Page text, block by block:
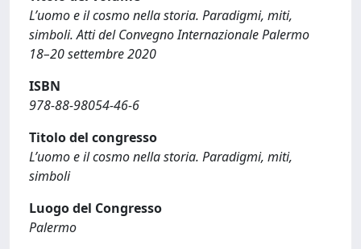
L’uomo e il cosmo nella storia. Paradigmi, miti,
simboli. Atti del Convegno Internazionale Palermo
18–20 settembre 2020
ISBN
978-88-98054-46-6
Titolo del congresso
L’uomo e il cosmo nella storia. Paradigmi, miti,
simboli
Luogo del Congresso
Palermo